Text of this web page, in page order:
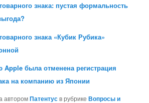
знака: пустая формальность
знака «Кубик Рубика»
Apple была отменена регистрация
на компанию из Японии
авторомПатентусв рубрикеВопросы и